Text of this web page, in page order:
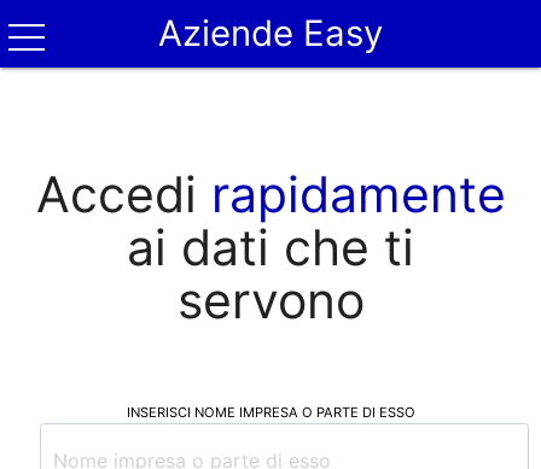
Aziende Easy
Accedi rapidamente
ai dati che ti
servono
INSERISCI NOME IMPRESA O PARTE DI ESSO